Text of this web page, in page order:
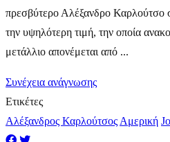
πρεσβύτερο Αλέξανδρο Καρλούτσο
την υψηλότερη τιμή, την οποία
μετάλλιο απονέμεται από ...
Συνέχεια ανάγνωσης
Ετικέτες
Αλέξανδρος Καρλούτσος Αμερική